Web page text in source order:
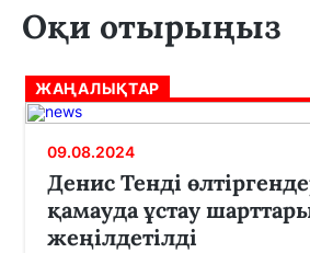
Оқи отырыңыз
ЖАҢАЛЫҚТАР
09.08.2024
Денис Тенді
қамауда ұстау
жеңілдетілді